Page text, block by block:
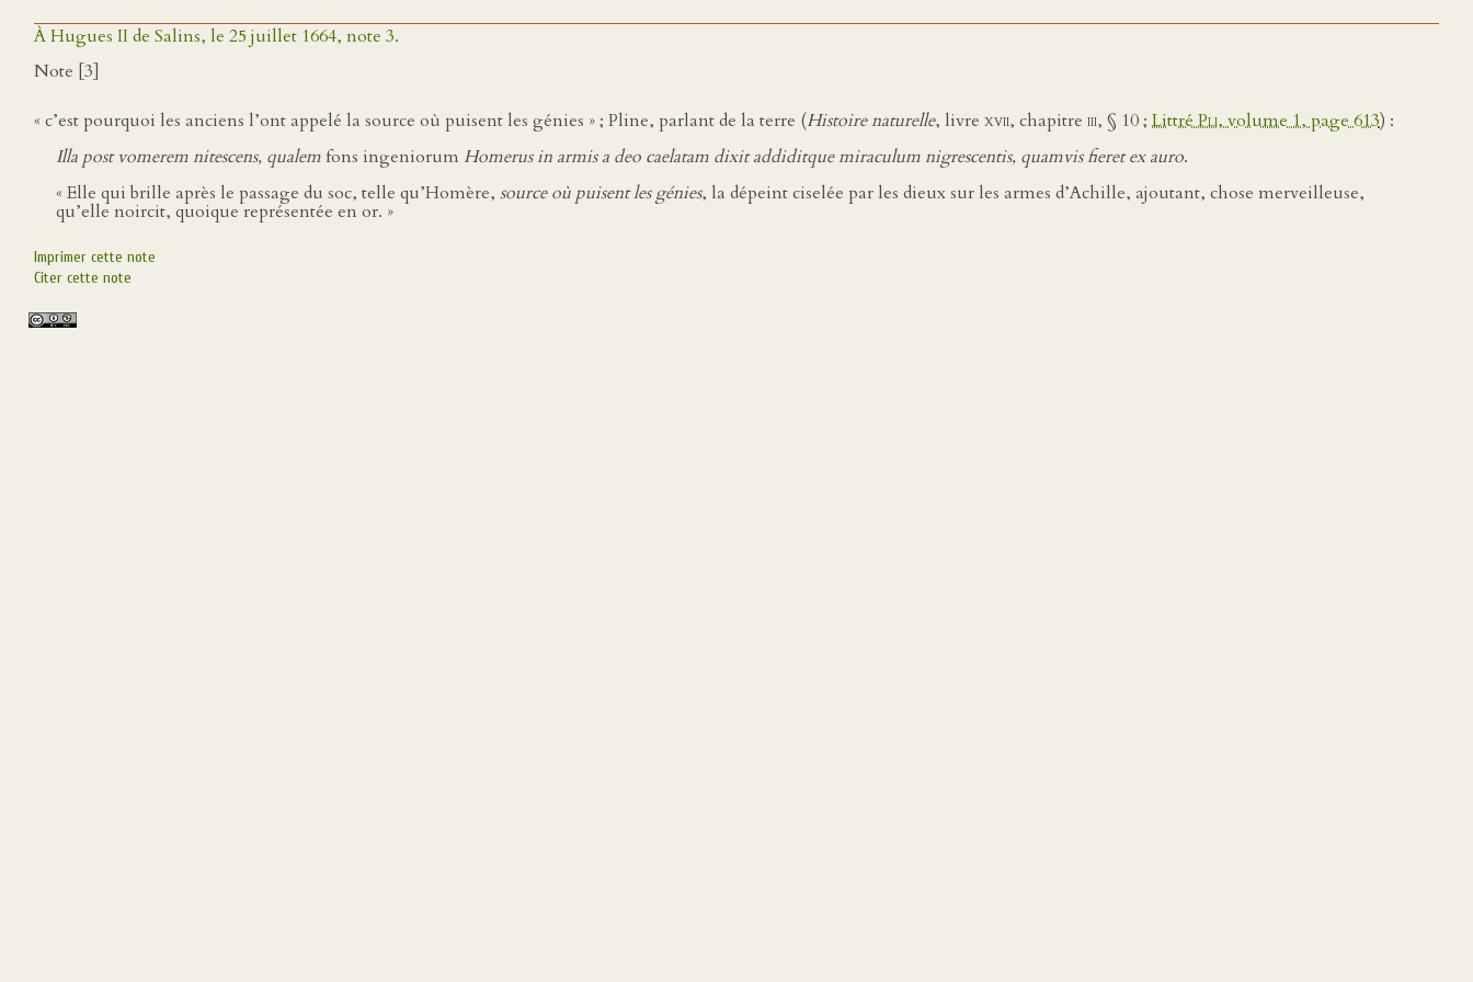
À Hugues II de Salins, le 25 juillet 1664, note 3.
Note [3]
« c’est pourquoi les anciens l’ont appelé la source où puisent les génies » ; Pline, parlant de la terre (Histoire naturelle, livre xvii, chapitre iii, § 10 ; LittréPli, volume 1, page 613) :
Illa post vomerem nitescens, qualemfons ingeniorum Homerus in armis a deo caelatam dixit addiditque miraculum nigrescentis, quamvis fieret ex auro.
« Elle qui brille après le passage du soc, telle qu’Homère, source où puisent les génies, la dépeint ciselée par les dieux sur les armes d’Achille, ajoutant, chose merveilleuse,
qu’elle noircit, quoique représentée en or. »
Imprimer cette note
Citer cette note